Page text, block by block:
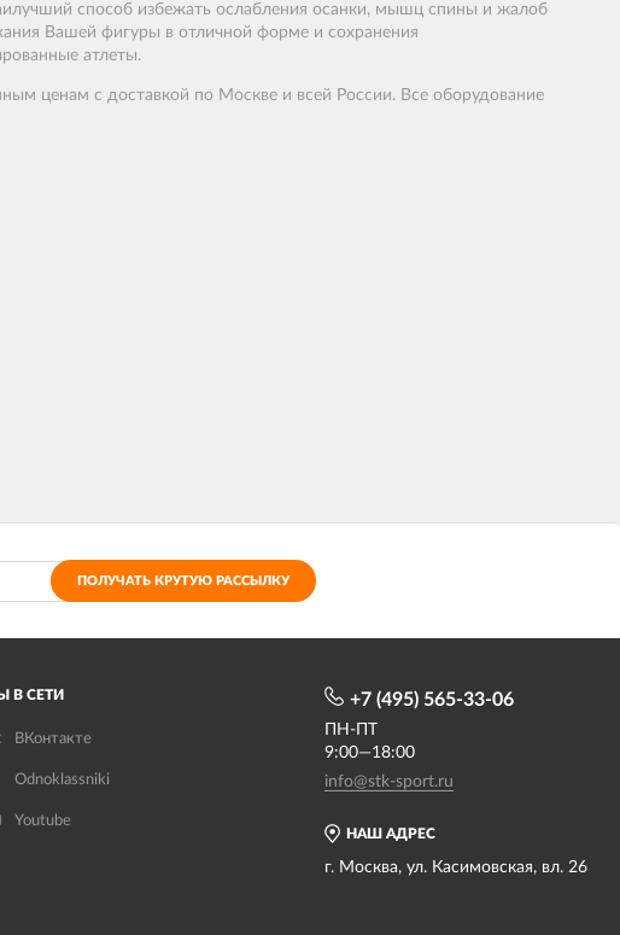
способ избежать ослабления осанки, мышц спины и жалоб
Вашей фигуры в отличной форме и сохранения
атлеты.
ценам с доставкой по Москве и всей России. Все оборудование
ПОЛУЧАТЬ КРУТУЮ РАССЫЛКУ
В СЕТИ
ВКонтакте
Odnoklassniki
Youtube
НАШ АДРЕС
г. Москва, ул. Касимовская, вл. 26
+7 (495) 565-33-06
ПН-ПТ
9:00—18:00
info@stk-sport.ru